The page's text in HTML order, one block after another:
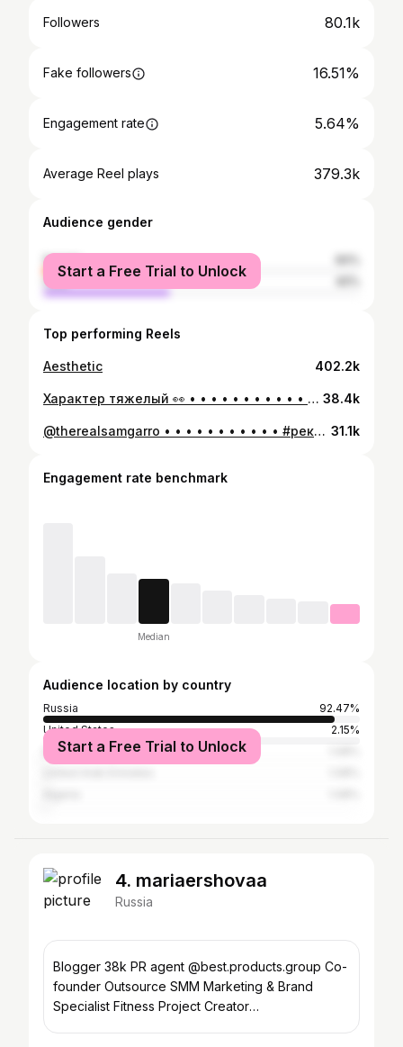
Followers 80.1k
Fake followers 16.51%
Engagement rate 5.64%
Average Reel plays 379.3k
Audience gender
female
male
Start a Free Trial to Unlock
Top performing Reels
Aesthetic 402.2k
Характер тяжелый 👀 • • • • • • • • • • • • • #рекомендации #юмор #reels #model #рилс 38.4k
@therealsamgarro • • • • • • • • • • • #рекомендации #спорт #фитнес #reels #men 31.1k
Engagement rate benchmark
Median
Audience location by country
Russia
92.47%
United States
2.15%
Estonia
Start a Free Trial to Unlock
4. mariaershovaa
Russia
Blogger 38k PR agent @best.products.group Co-
founder Outsource SMM Marketing & Brand
Specialist Fitness Project Creator